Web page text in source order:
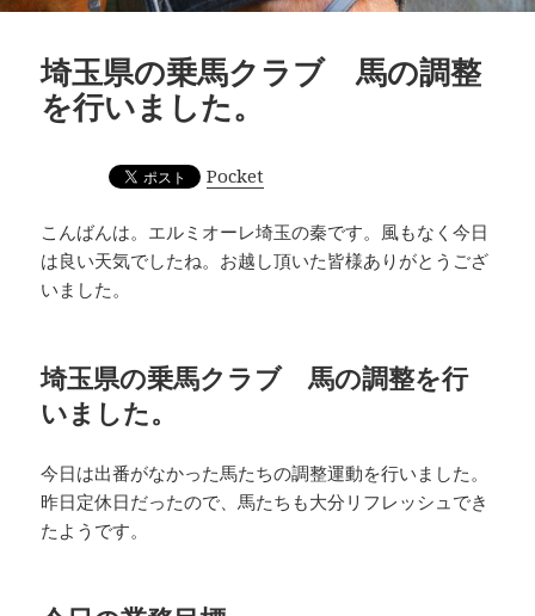
埼玉県の乗馬クラブ 馬の調整
を行いました。
Pocket
こんばんは。エルミオーレ埼玉の秦です。風もなく今日
は良い天気でしたね。お越し頂いた皆様ありがとうござ
いました。
埼玉県の乗馬クラブ 馬の調整を行
いました。
今日は出番がなかった馬たちの調整運動を行いました。
昨日定休日だったので、馬たちも大分リフレッシュでき
たようです。